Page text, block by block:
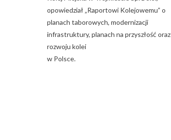
opowiedział „Raportowi Kolejowemu” o
planach taborowych, modernizacji
infrastruktury, planach na przyszłość oraz
rozwoju kolei
w Polsce.